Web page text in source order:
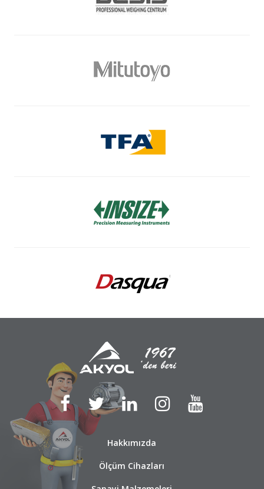
Hakkımızda
Ölçüm Cihazları